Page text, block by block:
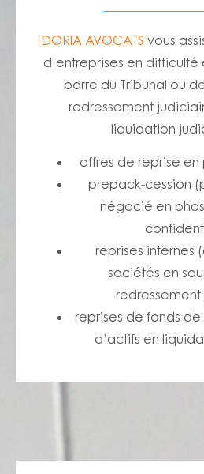
DORIA AVOCATS vous
d’entreprises en
barre du Tribunal ou
redressement
liquidation
offres de reprise en
prepack-cession
négocié en
reprises internes
sociétés en
reprises de fonds
d’actifs en